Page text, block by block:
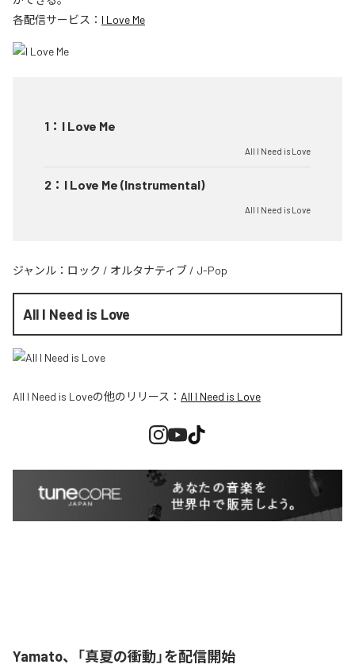
各配信サービス： I Love Me
1 ： I Love Me
All I Need is Love
2 ： I Love Me (Instrumental)
All I Need is Love
ジャンル： ロック / オルタナティブ / J-Pop
All I Need is Love
All I Need is Loveの他のリリース： All I Need is Love
Yamato、「真夏の衝動」を配信開始